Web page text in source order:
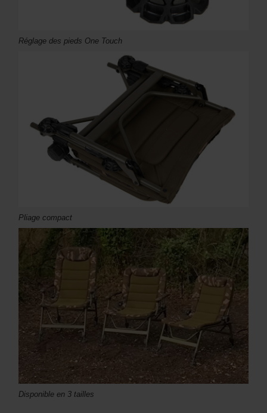
Réglage des pieds One Touch
Pliage compact
Disponible en 3 tailles